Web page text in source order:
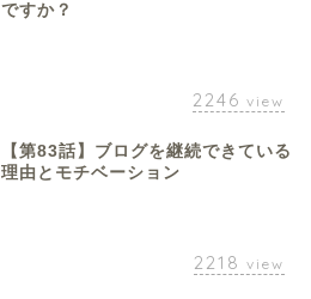
ですか？
2246 view
【第83話】ブログを継続できている
理由とモチベーション
2218 view